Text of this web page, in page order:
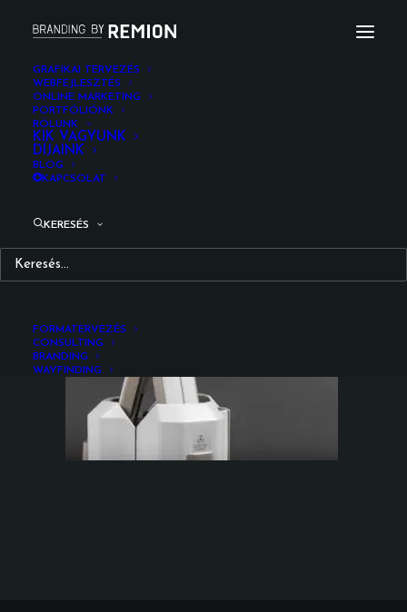
GRAFIKAI TERVEZÉS
WEBFEJLESZTÉS
ONLINE MARKETING
PORTFÓLIÓNK
RÓLUNK
KIK VAGYUNK
DÍJAINK
BLOG
KAPCSOLAT
KERESÉS
FORMATERVEZÉS
CONSULTING
BRANDING
WAYFINDING
Kezdőlap Arculat